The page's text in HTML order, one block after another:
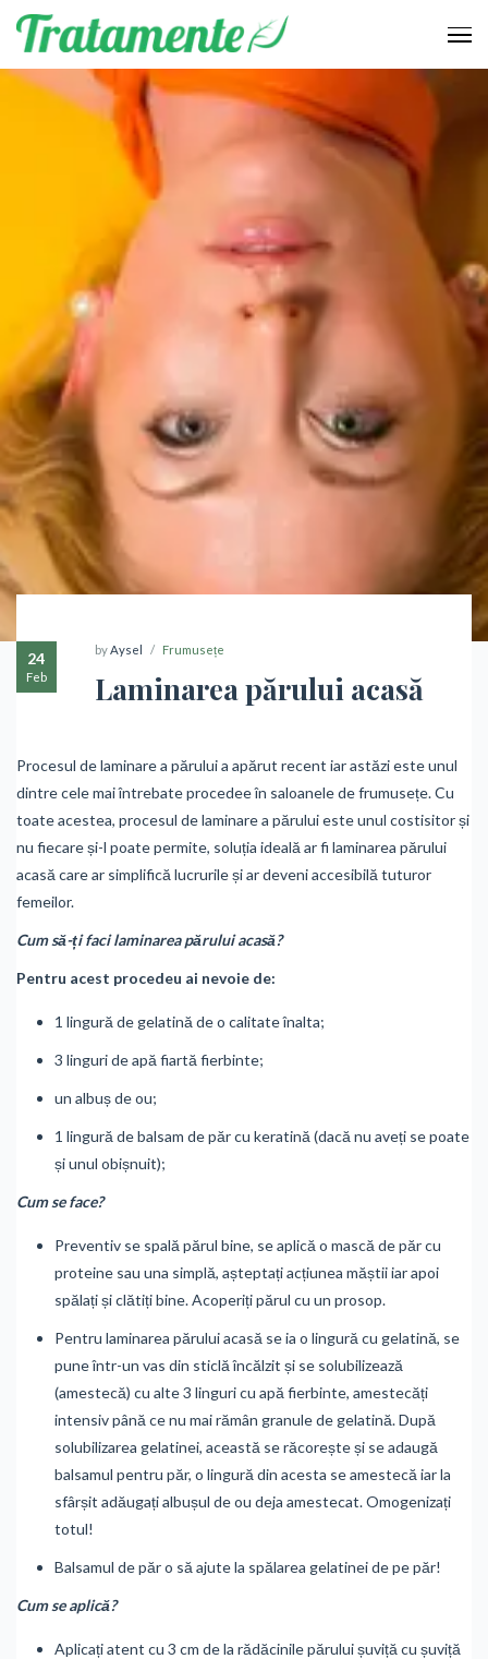
24
Feb
byAysel Frumusețe
Laminarea părului acasă
Procesul de laminare a părului a apărut recent iar astăzi este unul
dintre cele mai întrebate procedee în saloanele de frumusețe. Cu
toate acestea, procesul de laminare a părului este unul costisitor și
nu fiecare și-l poate permite, soluția ideală ar fi laminarea părului
acasă care ar simplifică lucrurile și ar deveni accesibilă tuturor
femeilor.
Cum să-ți faci laminarea părului acasă?
Pentru acest procedeu ai nevoie de:
1 lingură de gelatină de o calitate înalta;
3 linguri de apă fiartă fierbinte;
un albuș de ou;
1 lingură de balsam de păr cu keratină (dacă nu aveți se poate
și unul obișnuit);
Cum se face?
Preventiv se spală părul bine, se aplică o mască de păr cu
proteine sau una simplă, așteptați acțiunea măștii iar apoi
spălați și clătiți bine. Acoperiți părul cu un prosop.
Pentru laminarea părului acasă se ia o lingură cu gelatină, se
pune într-un vas din sticlă încălzit și se solubilizează
(amestecă) cu alte 3 linguri cu apă fierbinte, amestecăți
intensiv până ce nu mai rămân granule de gelatină. După
solubilizarea gelatinei, această se răcorește și se adaugă
balsamul pentru păr, o lingură din acesta se amestecă iar la
sfârșit adăugați albușul de ou deja amestecat. Omogenizați
totul!
Balsamul de păr o să ajute la spălarea gelatinei de pe păr!
Cum se aplică?
Aplicați atent cu 3 cm de la rădăcinile părului șuviță cu șuviță